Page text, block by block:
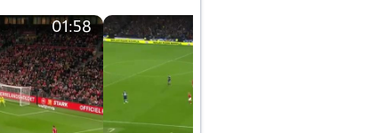
01:58